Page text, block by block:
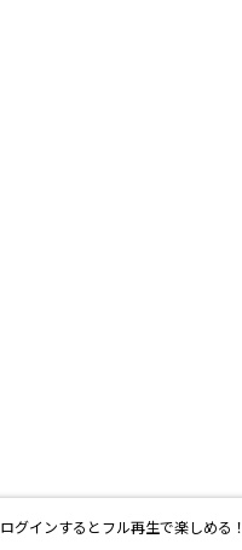
ログインするとフル再生で楽しめる！